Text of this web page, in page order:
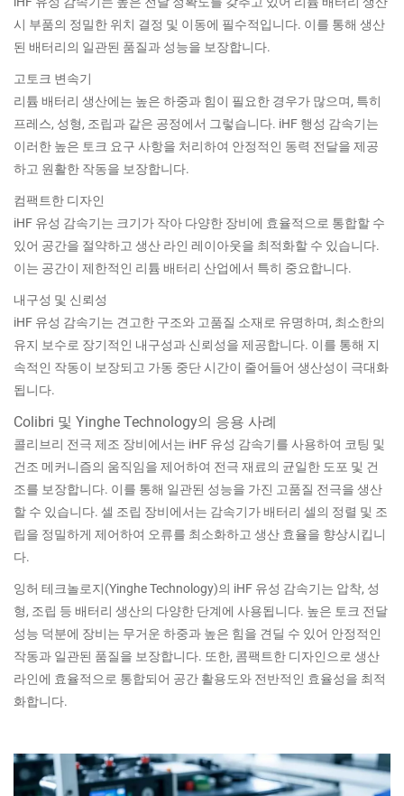
시 부품의 정밀한 위치 결정 및 이동에 필수적입니다. 이를 통해 생산
된 배터리의 일관된 품질과 성능을 보장합니다.
고토크 변속기
리튬 배터리 생산에는 높은 하중과 힘이 필요한 경우가 많으며, 특히
프레스, 성형, 조립과 같은 공정에서 그렇습니다. iHF 행성 감속기는
이러한 높은 토크 요구 사항을 처리하여 안정적인 동력 전달을 제공
하고 원활한 작동을 보장합니다.
컴팩트한 디자인
iHF 유성 감속기는 크기가 작아 다양한 장비에 효율적으로 통합할 수
있어 공간을 절약하고 생산 라인 레이아웃을 최적화할 수 있습니다.
이는 공간이 제한적인 리튬 배터리 산업에서 특히 중요합니다.
내구성 및 신뢰성
iHF 유성 감속기는 견고한 구조와 고품질 소재로 유명하며, 최소한의
유지 보수로 장기적인 내구성과 신뢰성을 제공합니다. 이를 통해 지
속적인 작동이 보장되고 가동 중단 시간이 줄어들어 생산성이 극대화
됩니다.
Colibri 및 Yinghe Technology의 응용 사례
콜리브리 전극 제조 장비에서는 iHF 유성 감속기를 사용하여 코팅 및
건조 메커니즘의 움직임을 제어하여 전극 재료의 균일한 도포 및 건
조를 보장합니다. 이를 통해 일관된 성능을 가진 고품질 전극을 생산
할 수 있습니다. 셀 조립 장비에서는 감속기가 배터리 셀의 정렬 및 조
립을 정밀하게 제어하여 오류를 최소화하고 생산 효율을 향상시킵니
다.
잉허 테크놀로지(Yinghe Technology)의 iHF 유성 감속기는 압착, 성
형, 조립 등 배터리 생산의 다양한 단계에 사용됩니다. 높은 토크 전달
성능 덕분에 장비는 무거운 하중과 높은 힘을 견딜 수 있어 안정적인
작동과 일관된 품질을 보장합니다. 또한, 콤팩트한 디자인으로 생산
라인에 효율적으로 통합되어 공간 활용도와 전반적인 효율성을 최적
화합니다.